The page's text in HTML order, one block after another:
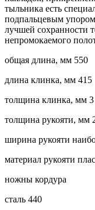
тыльника есть
подпальцевым упором
лучшей сохранности
непромокаемого
общая длина, мм 550
длина клинка, мм 415
толщина клинка, мм 3
толщина рукояти, мм
ширина рукояти
материал рукояти
ножны кордура
сталь 440